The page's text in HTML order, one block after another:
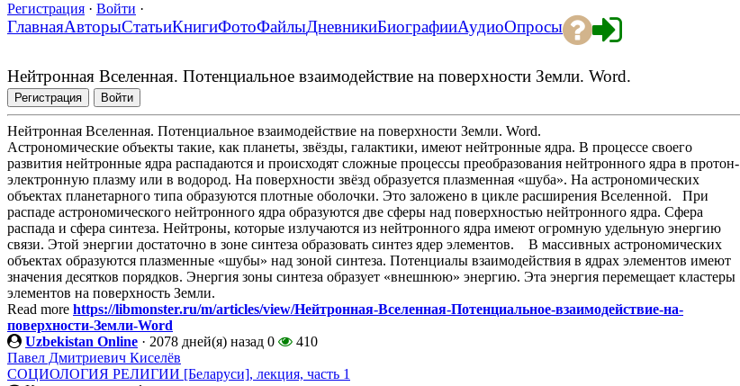
Регистрация · Войти ·
ГлавнаяАвторыСтатьиКнигиФотоФайлыДневникиБиографииАудиоОпросы
Нейтронная Вселенная. Потенциальное взаимодействие на поверхности Земли. Word.
Регистрация Войти
Нейтронная Вселенная. Потенциальное взаимодействие на поверхности Земли. Word.
Астрономические объекты такие, как планеты, звёзды, галактики, имеют нейтронные ядра. В процессе своего
развития нейтронные ядра распадаются и происходят сложные процессы преобразования нейтронного ядра в протон-
электронную плазму или в водород. На поверхности звёзд образуется плазменная «шуба». На астрономических
объектах планетарного типа образуются плотные оболочки. Это заложено в цикле расширения Вселенной. При
распаде астрономического нейтронного ядра образуются две сферы над поверхностью нейтронного ядра. Сфера
распада и сфера синтеза. Нейтроны, которые излучаются из нейтронного ядра имеют огромную удельную энергию
связи. Этой энергии достаточно в зоне синтеза образовать синтез ядер элементов. В массивных астрономических
объектах образуются плазменные «шубы» над зоной синтеза. Потенциалы взаимодействия в ядрах элементов имеют
значения десятков порядков. Энергия зоны синтеза образует «внешнюю» энергию. Эта энергия перемещает кластеры
элементов на поверхность Земли.
Read more https://libmonster.ru/m/articles/view/Нейтронная-Вселенная-Потенциальное-взаимодействие-на-
поверхности-Земли-Word
Uzbekistan Online · 2078 дней(я) назад 0
410
Павел Дмитриевич Киселёв
СОЦИОЛОГИЯ РЕЛИГИИ [Беларуси], лекция, часть 1